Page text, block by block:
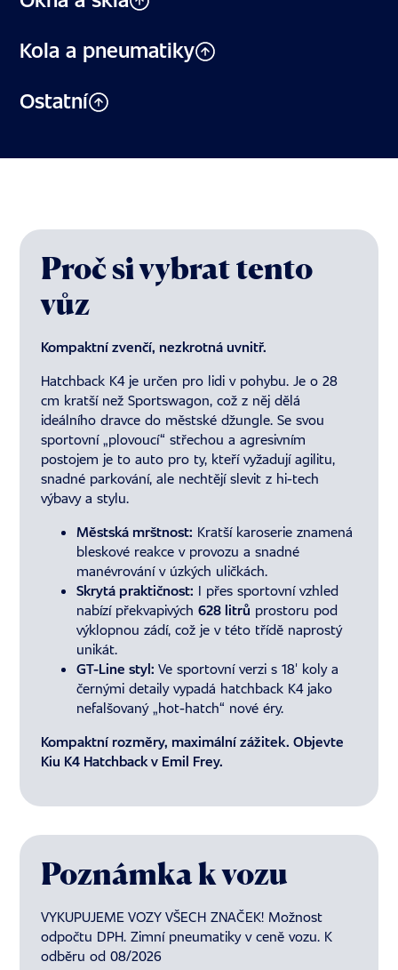
Kola a pneumatiky
Ostatní
Proč si vybrat tento
vůz
Kompaktní zvenčí, nezkrotná uvnitř.
Hatchback K4 je určen pro lidi v pohybu. Je o 28
cm kratší než Sportswagon, což z něj dělá
ideálního dravce do městské džungle. Se svou
sportovní „plovoucí“ střechou a agresivním
postojem je to auto pro ty, kteří vyžadují agilitu,
snadné parkování, ale nechtějí slevit z hi-tech
výbavy a stylu.
Městská mrštnost: Kratší karoserie znamená
bleskové reakce v provozu a snadné
manévrování v úzkých uličkách.
Skrytá praktičnost: I přes sportovní vzhled
nabízí překvapivých628 litrů prostoru pod
výklopnou zádí, což je v této třídě naprostý
unikát.
GT-Line styl: Ve sportovní verzi s 18' koly a
černými detaily vypadá hatchback K4 jako
nefalšovaný „hot-hatch“ nové éry.
Kompaktní rozměry, maximální zážitek. Objevte
Kiu K4 Hatchback v Emil Frey.
Poznámka k vozu
VYKUPUJEME VOZY VŠECH ZNAČEK! Možnost
odpočtu DPH. Zimní pneumatiky v ceně vozu. K
odběru od 08/2026